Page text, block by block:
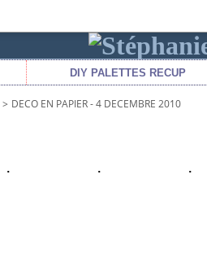
DIY PALETTES RECUP
> DECO EN PAPIER - 4 DECEMBRE 2010